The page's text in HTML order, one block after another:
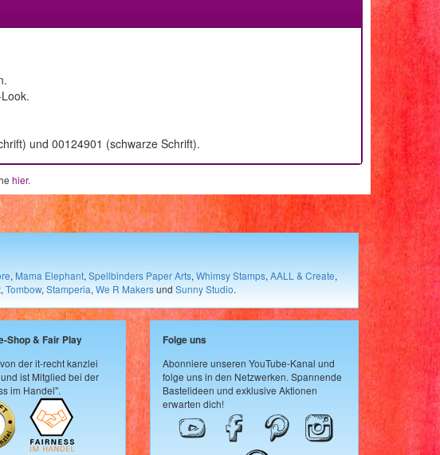
und 00124901 (schwarze Schrift).
hier.
, Mama Elephant, Spellbinders Paper Arts, Whimsy Stamps, AALL & Create,
, Tombow, Stamperia, We R Makersund Sunny Studio.
Shop & Fair Play
der it-recht kanzlei
ist Mitglied bei der
im Handel".
Folge uns
Abonniere unseren YouTube-Kanal und
folge uns in den Netzwerken. Spannende
Bastelideen und exklusive Aktionen
erwarten dich!